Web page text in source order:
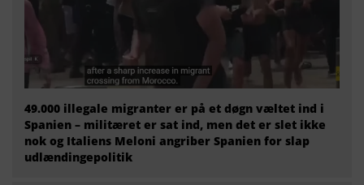
49.000 illegale migranter er på et døgn væltet ind i
Spanien – militæret er sat ind, men det er slet ikke
nok og Italiens Meloni angriber Spanien for slap
udlændingepolitik